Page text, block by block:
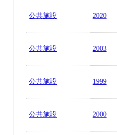
公共施設 2020
公共施設 2003
公共施設 1999
公共施設 2000